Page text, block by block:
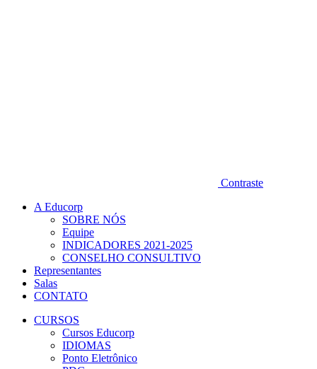
Contraste
A Educorp
SOBRE NÓS
Equipe
INDICADORES 2021-2025
CONSELHO CONSULTIVO
Representantes
Salas
CONTATO
CURSOS
Cursos Educorp
IDIOMAS
Ponto Eletrônico